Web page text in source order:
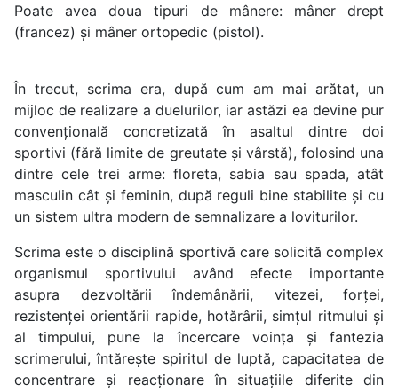
Poate avea doua tipuri de mânere: mâner drept
(francez) și mâner ortopedic (pistol).
În trecut, scrima era, după cum am mai arătat, un
mijloc de realizare a duelurilor, iar astăzi ea devine pur
convențională concretizată în asaltul dintre doi
sportivi (fără limite de greutate și vârstă), folosind una
dintre cele trei arme: floreta, sabia sau spada, atât
masculin cât și feminin, după reguli bine stabilite și cu
un sistem ultra modern de semnalizare a loviturilor.
Scrima este o disciplină sportivă care solicită complex
organismul sportivului având efecte importante
asupra dezvoltării îndemânării, vitezei, forței,
rezistenței orientării rapide, hotărârii, simțul ritmului și
al timpului, pune la încercare voința și fantezia
scrimerului, întărește spiritul de luptă, capacitatea de
concentrare și reacționare în situațiile diferite din